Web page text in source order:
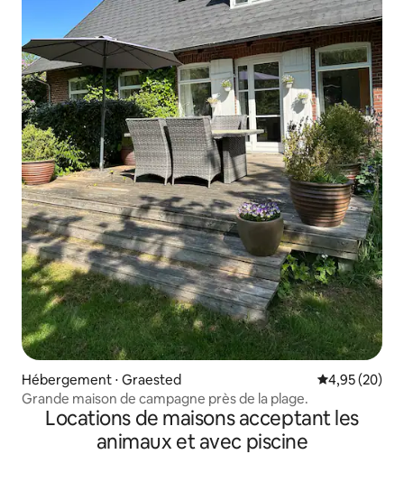
Hébergement ⋅ Graested Évaluation
4,95 (20)
Grande maison de campagne près de la plage.
Locations de maisons acceptant les
animaux et avec piscine